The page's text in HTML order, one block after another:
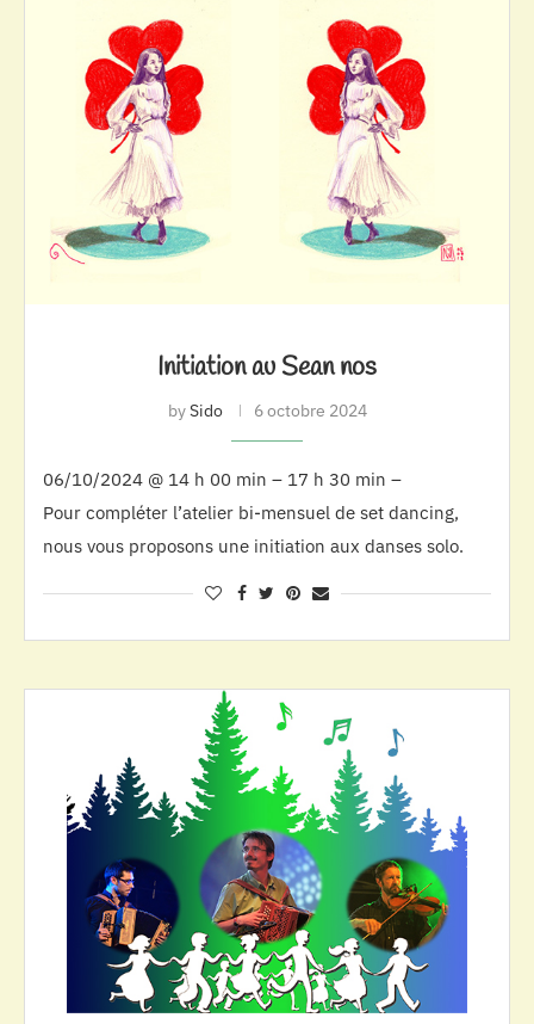
Initiation au Sean nos
bySido 6 octobre 2024
06/10/2024 @ 14 h 00 min – 17 h 30 min –
Pour compléter l’atelier bi-mensuel de set dancing,
nous vous proposons une initiation aux danses solo.